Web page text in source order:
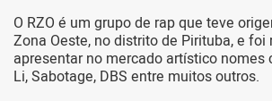
O RZO é um grupo de rap que teve
Zona Oeste, no distrito de Pirituba, e foi
apresentar no mercado artístico nomes
Li, Sabotage, DBS entre muitos outros.